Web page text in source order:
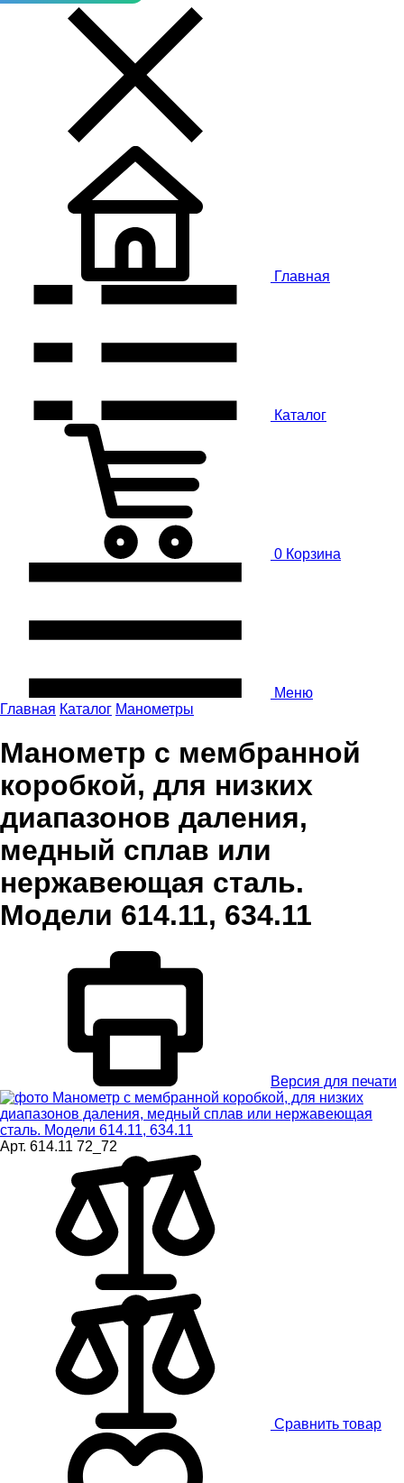
Главная
Каталог
0 Корзина
Меню
Главная Каталог Манометры
Манометр с мембранной
коробкой, для низких
диапазонов даления,
медный сплав или
нержавеющая сталь.
Модели 614.11, 634.11
Версия для печати
Арт. 614.11 72_72
Сравнить товар